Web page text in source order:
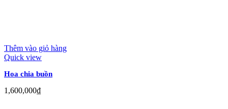
Thêm vào giỏ hàng
Quick view
Hoa chia buồn
1,600,000₫